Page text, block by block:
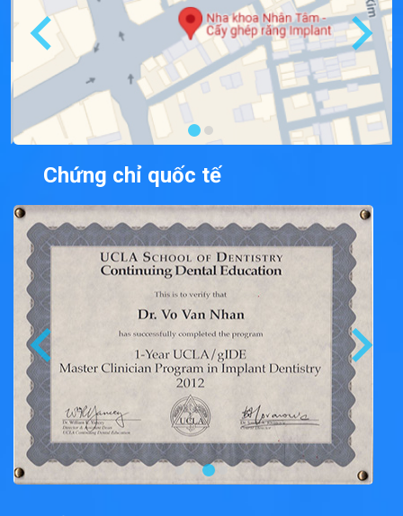
Chứng chỉ quốc tế